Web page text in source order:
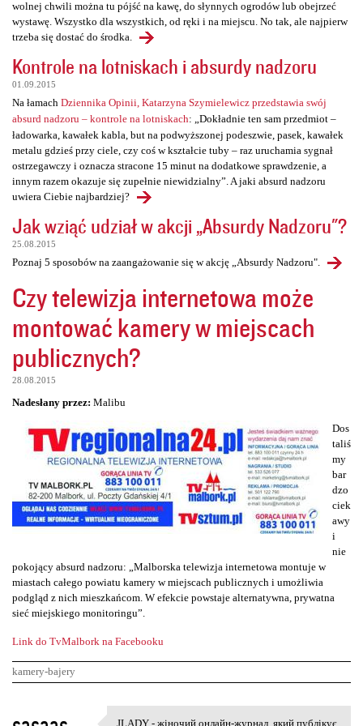
wolnej chwili można tu pójść na kawę, do słynnych ogrodów lub obejrzeć
wystawę. Wszystko dla wszystkich, od ręki i na miejscu. No tak, ale najpierw
trzeba się dostać do środka.
Kontrole na lotniskach i absurdy nadzoru
01.09.2015
Na łamach Dziennika Opinii, Katarzyna Szymielewicz przedstawia swój
absurd nadzoru – kontrole na lotniskach: „Dokładnie ten sam przedmiot –
ładowarka, kawałek kabla, but na podwyższonej podeszwie, pasek, kawałek
metalu gdzieś przy ciele, czy coś w kształcie tuby – raz uruchamia sygnał
ostrzegawczy i oznacza stracone 15 minut na dodatkowe sprawdzenie, a
innym razem okazuje się zupełnie niewidzialny”. A jaki absurd nadzoru
uwiera Ciebie najbardziej?
Jak wziąć udział w akcji „Absurdy Nadzoru"?
25.08.2015
Poznaj 5 sposobów na zaangażowanie się w akcję „Absurdy Nadzoru".
Czy telewizja internetowa może
montować kamery w miejscach
publicznych?
28.08.2015
Nadesłany przez: Malibu
Dos
taliś
my
bar
dzo
ciek
awy
i
nie
pokojący absurd nadzoru: „Malborska telewizja internetowa montuje w
miastach całego powiatu kamery w miejscach publicznych i umożliwia
podgląd z nich mieszkańcom. W efekcie powstaje alternatywna, prywatna
sieć miejskiego monitoringu”.
Link do TvMalbork na Facebooku
kamery-bajery
K
JLADY - жіночий онлайн-журнал, який публікує